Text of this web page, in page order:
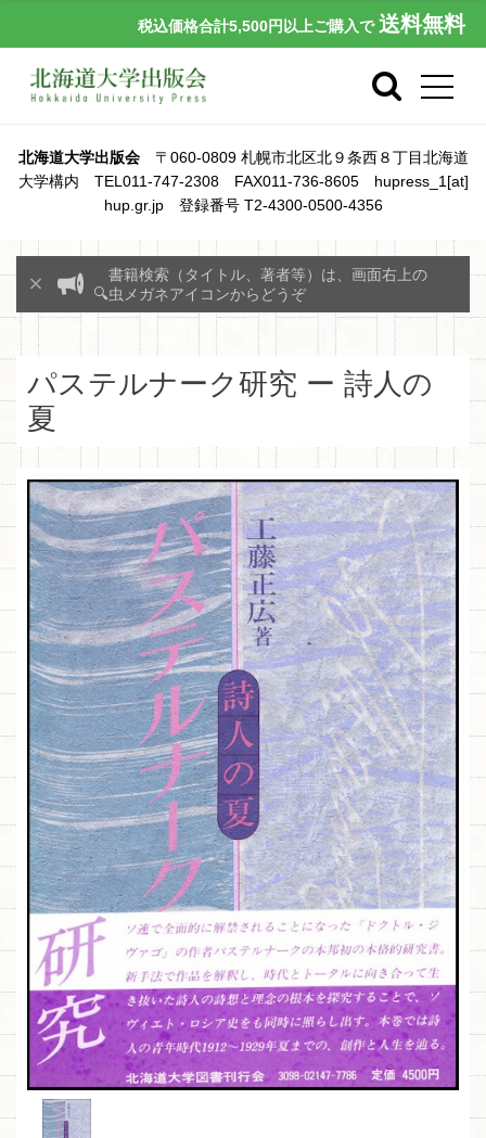
税込価格合計5,500円以上ご購入で 送料無料
北海道大学出版会〒060-0809 札幌市北区北９条西８丁目北海道
大学構内 TEL011-747-2308 FAX011-736-8605 hupress_1[at]
hup.gr.jp 登録番号 T2-4300-0500-4356
書籍検索（タイトル、著者等）は、画面右上の
🔍虫メガネアイコンからどうぞ
パステルナーク研究 ー 詩人の
夏